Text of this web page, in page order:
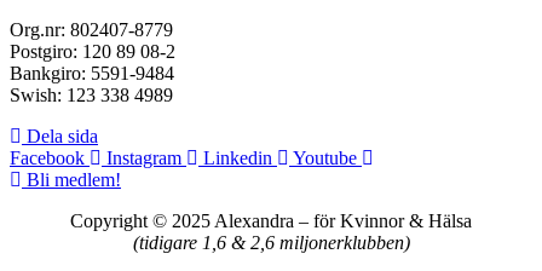
Org.nr: 802407-8779
Postgiro: 120 89 08-2
Bankgiro: 5591-9484
Swish: 123 338 4989
Dela sida
Facebook
Instagram Linkedin
Youtube
Bli medlem!
Copyright © 2025 Alexandra – för Kvinnor & Hälsa
(tidigare 1,6 & 2,6 miljonerklubben)